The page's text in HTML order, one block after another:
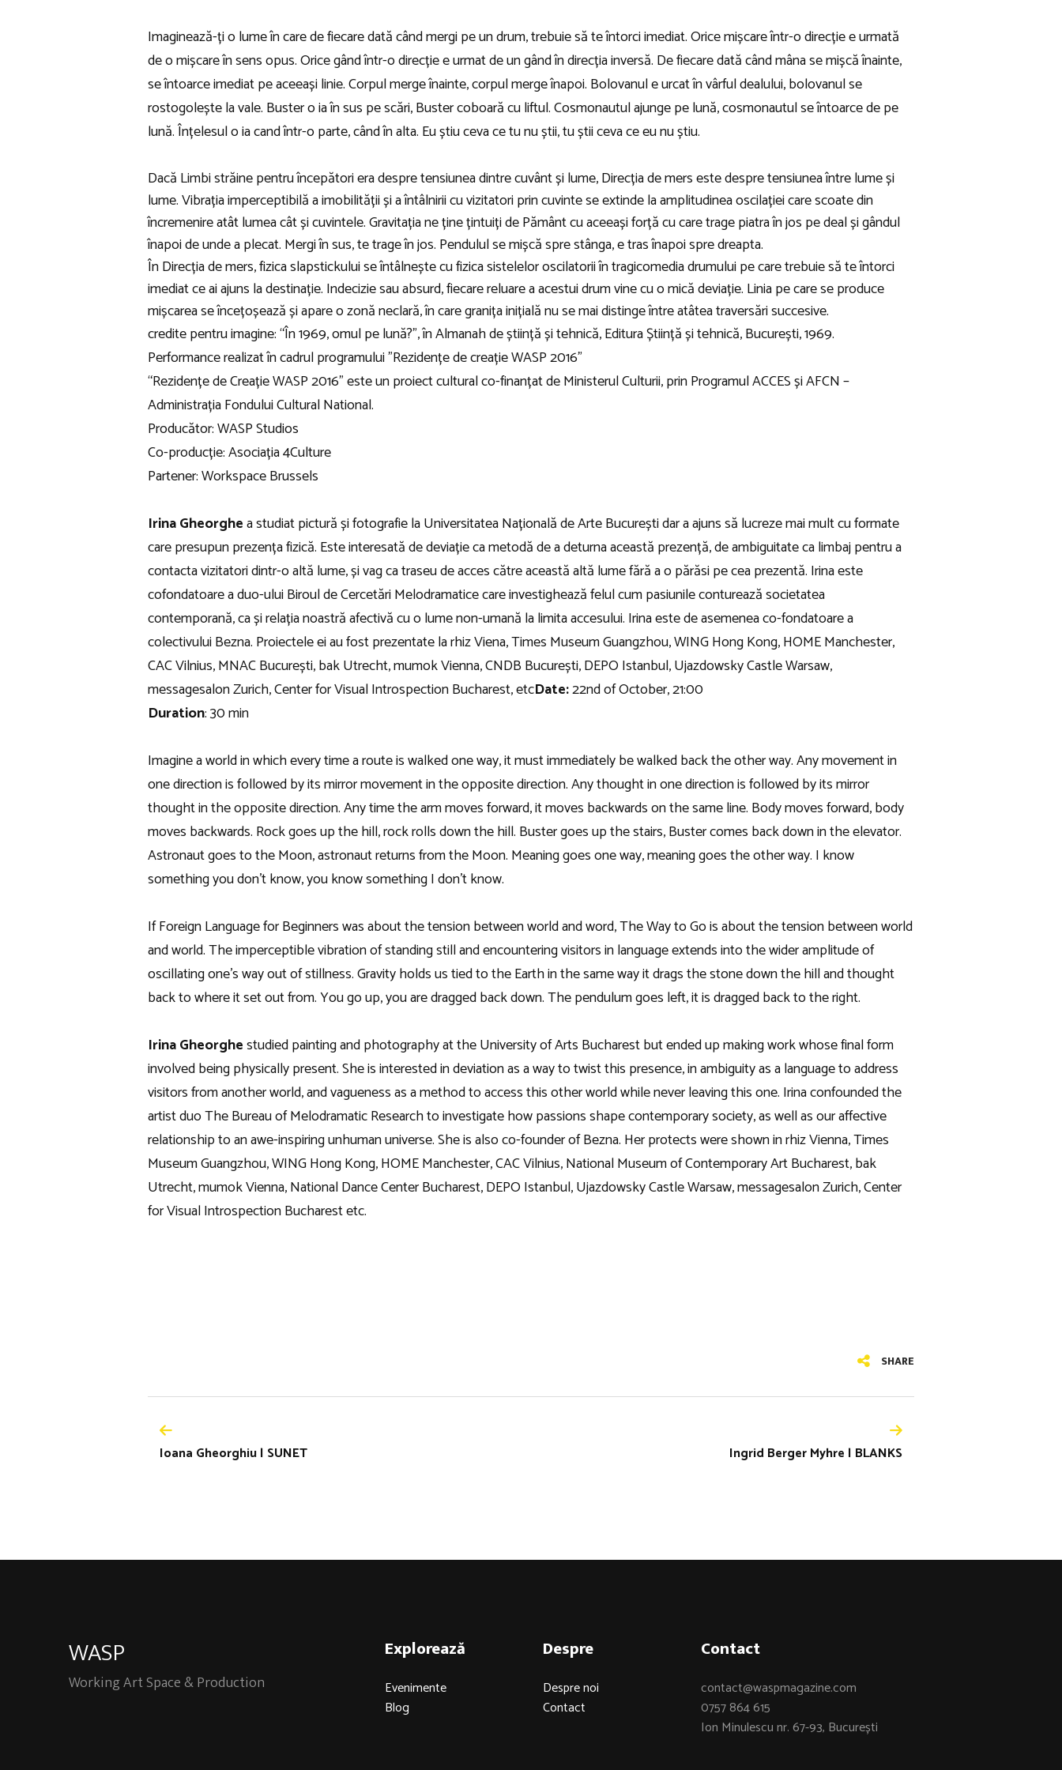
Imaginează-ți o lume în care de fiecare dată când mergi pe un drum, trebuie să te întorci imediat. Orice mișcare într-o direcție e urmată
de o mișcare în sens opus. Orice gând într-o direcție e urmat de un gând în direcția inversă. De fiecare dată când mâna se mișcă înainte,
se întoarce imediat pe aceeași linie. Corpul merge înainte, corpul merge înapoi. Bolovanul e urcat în vârful dealului, bolovanul se
rostogolește la vale. Buster o ia în sus pe scări, Buster coboară cu liftul. Cosmonautul ajunge pe lună, cosmonautul se întoarce de pe
lună. Înțelesul o ia cand într-o parte, când în alta. Eu știu ceva ce tu nu știi, tu știi ceva ce eu nu știu.
Dacă Limbi străine pentru începători era despre tensiunea dintre cuvânt și lume, Direcția de mers este despre tensiunea între lume și
lume. Vibrația imperceptibilă a imobilității și a întâlnirii cu vizitatori prin cuvinte se extinde la amplitudinea oscilației care scoate din
încremenire atât lumea cât și cuvintele. Gravitația ne ține țintuiți de Pământ cu aceeași forță cu care trage piatra în jos pe deal și gândul
înapoi de unde a plecat. Mergi în sus, te trage în jos. Pendulul se mișcă spre stânga, e tras înapoi spre dreapta.
În Direcția de mers, fizica slapstickului se întâlnește cu fizica sistelelor oscilatorii în tragicomedia drumului pe care trebuie să te întorci
imediat ce ai ajuns la destinație. Indecizie sau absurd, fiecare reluare a acestui drum vine cu o mică deviație. Linia pe care se produce
mișcarea se încețoșează și apare o zonă neclară, în care granița inițială nu se mai distinge între atâtea traversări succesive.
credite pentru imagine: “În 1969, omul pe lună?”, în Almanah de știință și tehnică, Editura Știință și tehnică, București, 1969.
Performance realizat în cadrul programului ”Rezidențe de creație WASP 2016”
“Rezidențe de Creație WASP 2016” este un proiect cultural co-finanțat de Ministerul Culturii, prin Programul ACCES și AFCN –
Administrația Fondului Cultural National.
Producător: WASP Studios
Co-producție: Asociația 4Culture
Partener: Workspace Brussels
Irina Gheorghea studiat pictură și fotografie la Universitatea Națională de Arte București dar a ajuns să lucreze mai mult cu formate
care presupun prezența fizică. Este interesată de deviație ca metodă de a deturna această prezență, de ambiguitate ca limbaj pentru a
contacta vizitatori dintr-o altă lume, și vag ca traseu de acces către această altă lume fără a o părăsi pe cea prezentă. Irina este
cofondatoare a duo-ului Biroul de Cercetări Melodramatice care investighează felul cum pasiunile conturează societatea
contemporană, ca și relația noastră afectivă cu o lume non-umană la limita accesului. Irina este de asemenea co-fondatoare a
colectivului Bezna. Proiectele ei au fost prezentate la rhiz Viena, Times Museum Guangzhou, WING Hong Kong, HOME Manchester,
CAC Vilnius, MNAC București, bak Utrecht, mumok Vienna, CNDB București, DEPO Istanbul, Ujazdowsky Castle Warsaw,
messagesalon Zurich, Center for Visual Introspection Bucharest, etcDate:22nd of October, 21:00
Duration: 30 min
Imagine a world in which every time a route is walked one way, it must immediately be walked back the other way. Any movement in
one direction is followed by its mirror movement in the opposite direction. Any thought in one direction is followed by its mirror
thought in the opposite direction. Any time the arm moves forward, it moves backwards on the same line. Body moves forward, body
moves backwards. Rock goes up the hill, rock rolls down the hill. Buster goes up the stairs, Buster comes back down in the elevator.
Astronaut goes to the Moon, astronaut returns from the Moon. Meaning goes one way, meaning goes the other way. I know
something you don’t know, you know something I don’t know.
If Foreign Language for Beginners was about the tension between world and word, The Way to Go is about the tension between world
and world. The imperceptible vibration of standing still and encountering visitors in language extends into the wider amplitude of
oscillating one’s way out of stillness. Gravity holds us tied to the Earth in the same way it drags the stone down the hill and thought
back to where it set out from. You go up, you are dragged back down. The pendulum goes left, it is dragged back to the right.
Irina Gheorghestudied painting and photography at the University of Arts Bucharest but ended up making work whose final form
involved being physically present. She is interested in deviation as a way to twist this presence, in ambiguity as a language to address
visitors from another world, and vagueness as a method to access this other world while never leaving this one. Irina confounded the
artist duo The Bureau of Melodramatic Research to investigate how passions shape contemporary society, as well as our affective
relationship to an awe-inspiring unhuman universe. She is also co-founder of Bezna. Her protects were shown in rhiz Vienna, Times
Museum Guangzhou, WING Hong Kong, HOME Manchester, CAC Vilnius, National Museum of Contemporary Art Bucharest, bak
Utrecht, mumok Vienna, National Dance Center Bucharest, DEPO Istanbul, Ujazdowsky Castle Warsaw, messagesalon Zurich, Center
for Visual Introspection Bucharest etc.
SHARE
Ioana Gheorghiu | SUNET Ingrid Berger Myhre | BLANKS
WASP
Working Art Space & Production
Explorează
Evenimente
Blog
Despre
Despre noi
Contact
Contact
contact@waspmagazine.com
0757 864 615
Ion Minulescu nr. 67-93, București